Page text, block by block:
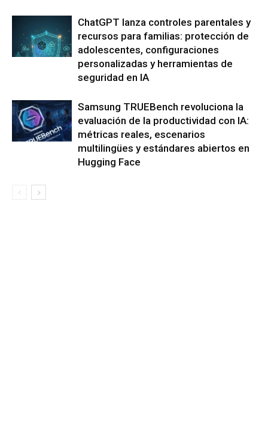
ChatGPT lanza controles parentales y
recursos para familias: protección de
adolescentes, configuraciones
personalizadas y herramientas de
seguridad en IA
Samsung TRUEBench revoluciona la
evaluación de la productividad con IA:
métricas reales, escenarios
multilingües y estándares abiertos en
Hugging Face